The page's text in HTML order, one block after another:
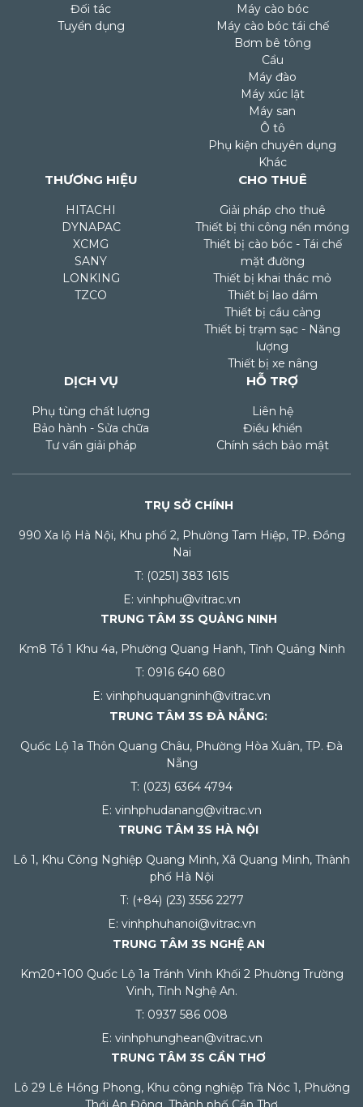
Đối tác
Tuyển dụng
Máy cào bóc
Máy cào bóc tái chế
Bơm bê tông
Cẩu
Máy đào
Máy xúc lật
Máy san
Ô tô
Phụ kiện chuyên dụng
Khác
THƯƠNG HIỆU
HITACHI
DYNAPAC
XCMG
SANY
LONKING
TZCO
CHO THUÊ
Giải pháp cho thuê
Thiết bị thi công nền móng
Thiết bị cào bóc - Tái chế
mặt đường
Thiết bị khai thác mỏ
Thiết bị lao dầm
Thiết bị cầu cảng
Thiết bị trạm sạc - Năng
lượng
Thiết bị xe nâng
DỊCH VỤ
Phụ tùng chất lượng
Bảo hành - Sửa chữa
Tư vấn giải pháp
HỖ TRỢ
Liên hệ
Điều khiển
Chính sách bảo mật
TRỤ SỞ CHÍNH
990 Xa lộ Hà Nội, Khu phố 2, Phường Tam Hiệp, TP. Đồng
Nai
T: (0251) 383 1615
E: vinhphu@vitrac.vn
TRUNG TÂM 3S QUẢNG NINH
Km8 Tổ 1 Khu 4a, Phường Quang Hanh, Tỉnh Quảng Ninh
T: 0916 640 680
E: vinhphuquangninh@vitrac.vn
TRUNG TÂM 3S ĐÀ NẴNG:
Quốc Lộ 1a Thôn Quang Châu, Phường Hòa Xuân, TP. Đà
Nẵng
T: (023) 6364 4794
E: vinhphudanang@vitrac.vn
TRUNG TÂM 3S HÀ NỘI
Lô 1, Khu Công Nghiệp Quang Minh, Xã Quang Minh, Thành
phố Hà Nội
T: (+84) (23) 3556 2277
E: vinhphuhanoi@vitrac.vn
TRUNG TÂM 3S NGHỆ AN
Km20+100 Quốc Lộ 1a Tránh Vinh Khối 2 Phường Trường
Vinh, Tỉnh Nghệ An.
T: 0937 586 008
E: vinhphunghean@vitrac.vn
TRUNG TÂM 3S CẦN THƠ
Lô 29 Lê Hồng Phong, Khu công nghiệp Trà Nóc 1, Phường